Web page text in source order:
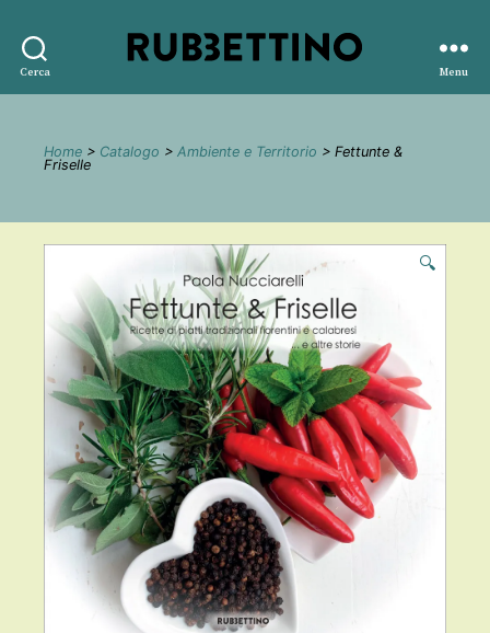
Cerca
editore
Menu
Home > Catalogo > Ambiente e Territorio > Fettunte &
Friselle
🔍